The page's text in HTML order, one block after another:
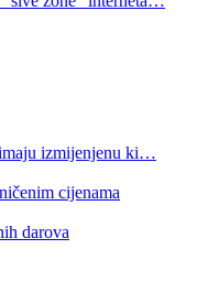
izmijenjenu ki…
cijenama
darova